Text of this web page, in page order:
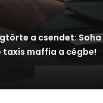
a csendet:
taxis maffia a cégbe!